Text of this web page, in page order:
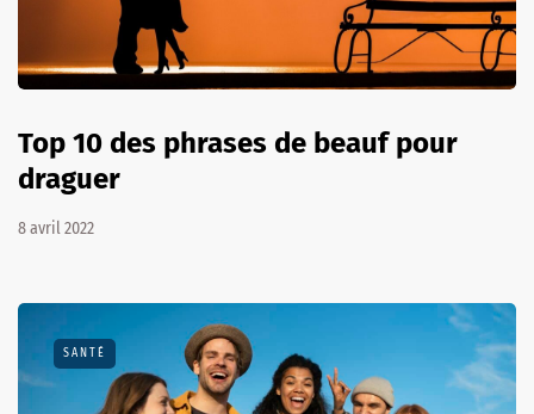
Top 10 des phrases de beauf pour
draguer
8 avril 2022
SANTÉ